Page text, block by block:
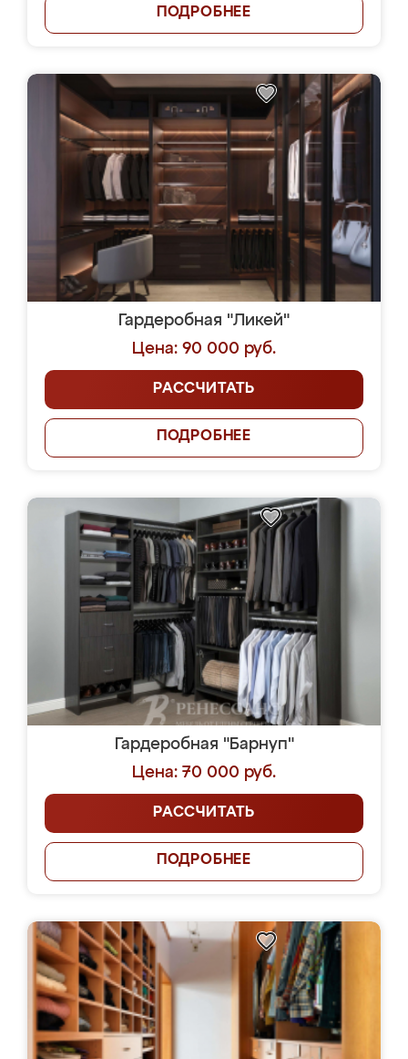
ПОДРОБНЕЕ
Гардеробная "Ликей"
Цена: 90 000 руб.
РАССЧИТАТЬ
ПОДРОБНЕЕ
Гардеробная "Барнуп"
Цена: 70 000 руб.
РАССЧИТАТЬ
ПОДРОБНЕЕ